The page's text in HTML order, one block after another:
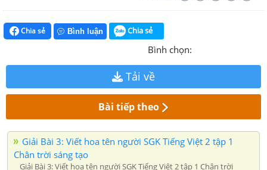
Chia sẻ Bình luận Chia sẻ
Bình chọn:
Tải về
Bài tiếp theo
Giải Bài 3: Viết hoa tên người SGK Tiếng Việt 2 tập 1
Chân trời sáng tạo
Giải Bài 3: Viết hoa tên người SGK Tiếng Việt 2 tập 1 Chân trời